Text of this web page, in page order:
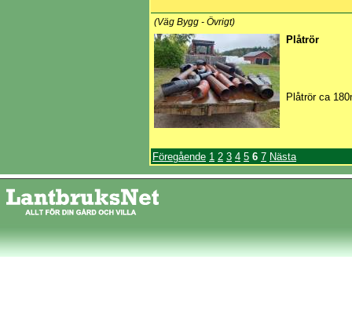
(Väg Bygg - Övrigt)
Plåtrör
Plåtrör ca
Föregående 1 2 3 4 5 6 7 Nästa